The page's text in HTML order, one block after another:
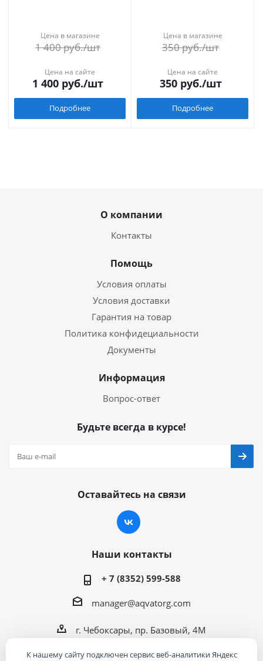
Цена в магазине
1 400руб./шт
Цена на сайте
1 400 руб./шт
Подробнее
Цена в магазине
350руб./шт
Цена на сайте
350руб./шт
Подробнее
О компании
Контакты
Помощь
Условия оплаты
Условия доставки
Гарантия на товар
Политика конфидециальности
Документы
Информация
Вопрос-ответ
Будьте всегда в курсе!
Оставайтесь на связи
Наши контакты
+ 7 (8352) 599-588
manager@aqvatorg.com
г. Чебоксары, пр. Базовый, 4М
К нашему сайту подключен сервис веб-аналитики Яндекс